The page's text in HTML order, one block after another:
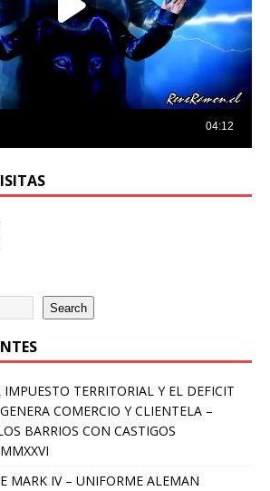
Search
TERRITORIAL Y EL DEFICIT
COMERCIO Y CLIENTELA –
BARRIOS CON CASTIGOS
MARK IV – UNIFORME ALEMAN